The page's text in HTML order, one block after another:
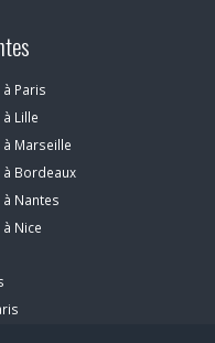
Paris
Lille
Marseille
à Bordeaux
Nantes
Nice